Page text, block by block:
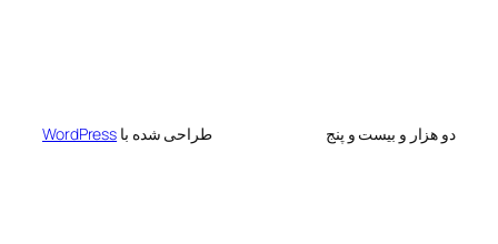
بیست و پنج WordPress